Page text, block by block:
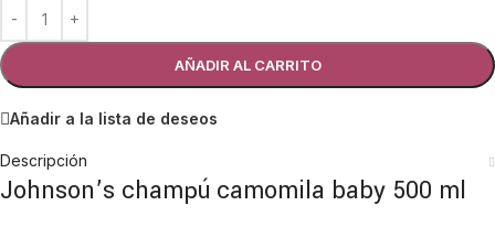
AÑADIR AL CARRITO
Añadir a la lista de deseos
Descripción
Johnson’s champú camomila baby 500 ml